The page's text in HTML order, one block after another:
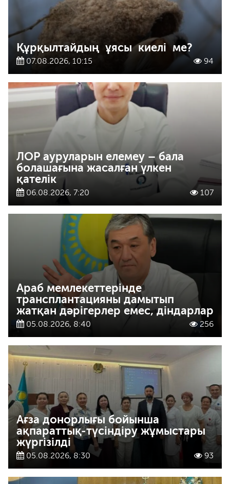
Құрқылтайдың ұясы киелі ме?
07.08.2026, 10:15 94
ЛОР ауруларын елемеу – бала
болашағына жасалған үлкен
қателік
06.08.2026, 7:20 107
Араб мемлекеттерінде
трансплантацияны дамытып
жатқан дәрігерлер емес, діндарлар
05.08.2026, 8:40 256
Ағза донорлығы бойынша
ақпараттық-түсіндіру жұмыстары
жүргізілді
05.08.2026, 8:30 93